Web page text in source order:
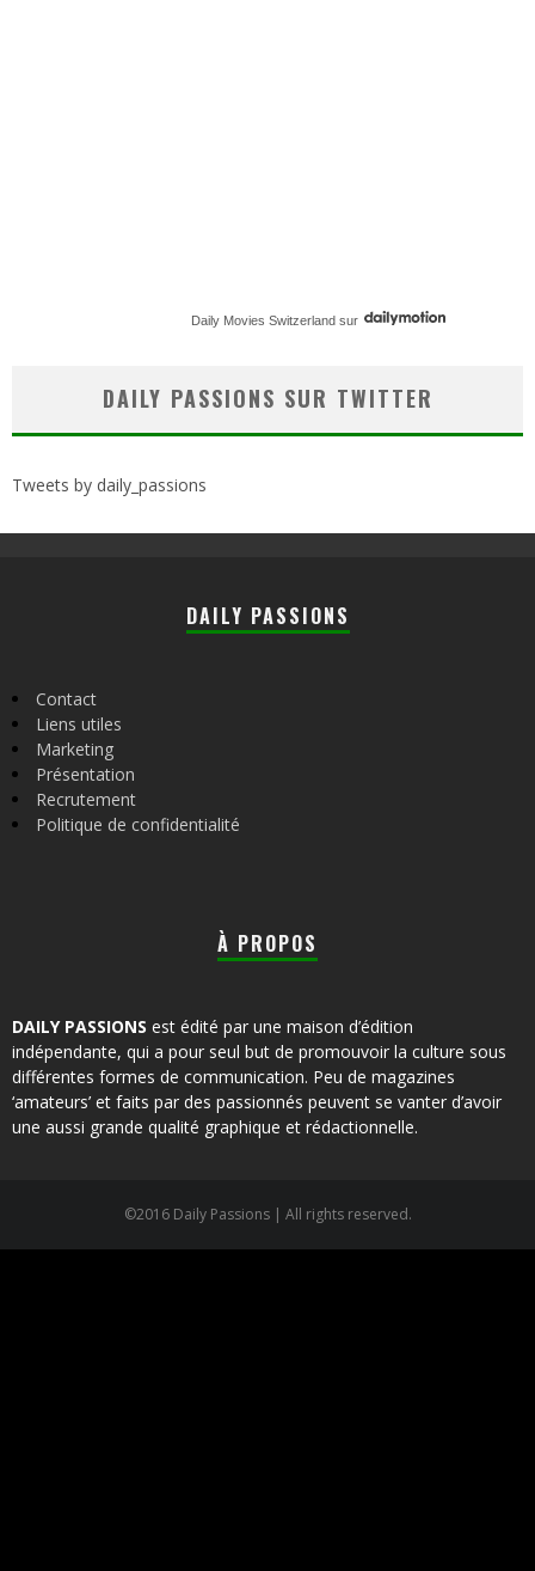
Daily Movies Switzerland sur
DAILY PASSIONS SUR TWITTER
Tweets by daily_passions
DAILY PASSIONS
Contact
Liens utiles
Marketing
Présentation
Recrutement
Politique de confidentialité
À PROPOS
DAILY PASSIONS est édité par une maison d’édition
indépendante, qui a pour seul but de promouvoir la culture sous
différentes formes de communication. Peu de magazines
‘amateurs’ et faits par des passionnés peuvent se vanter d’avoir
une aussi grande qualité graphique et rédactionnelle.
©2016 Daily Passions | All rights reserved.